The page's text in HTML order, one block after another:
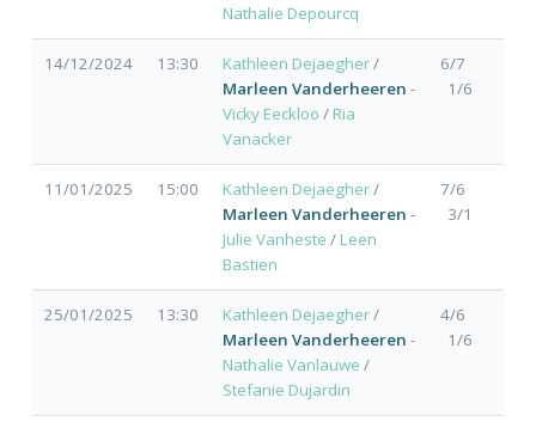
Nathalie Depourcq
14/12/2024 13:30 Kathleen Dejaegher/
Marleen Vanderheeren -
Vicky Eeckloo / Ria
Vanacker
6/7
1/6
11/01/2025 15:00 Kathleen Dejaegher/
Marleen Vanderheeren -
Julie Vanheste / Leen
Bastien
7/6
3/1
25/01/2025 13:30 Kathleen Dejaegher/
Marleen Vanderheeren -
Nathalie Vanlauwe /
Stefanie Dujardin
4/6
1/6